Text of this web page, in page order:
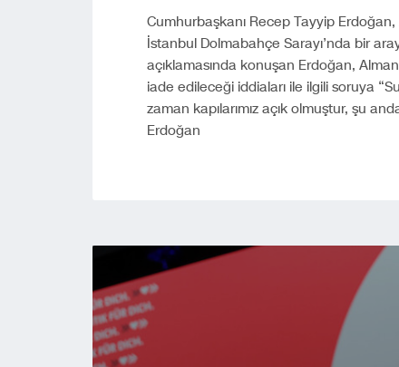
Cumhurbaşkanı Recep Tayyip
İstanbul Dolmabahçe Sarayı’nda bir
açıklamasında konuşan Erdoğan,
iade edileceği iddiaları ile ilgili soruya
zaman kapılarımız açık olmuştur, şu
Erdoğan